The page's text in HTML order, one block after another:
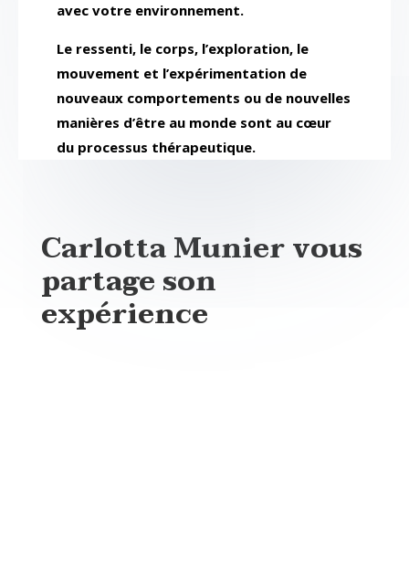
avec votre environnement.
Le ressenti, le corps, l’exploration, le
mouvement et l’expérimentation de
nouveaux comportements ou de nouvelles
manières d’être au monde sont au cœur
du processus thérapeutique.
Carlotta Munier vous
partage son
expérience